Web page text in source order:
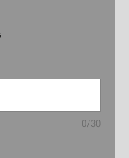
0/30